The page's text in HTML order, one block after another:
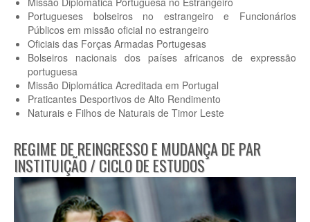
Portugueses bolseiros no estrangeiro e Funcionários
Públicos em missão oficial no estrangeiro
Oficiais das Forças Armadas Portugesas
Bolseiros nacionais dos países africanos de expressão
portuguesa
Missão Diplomática Acreditada em Portugal
Praticantes Desportivos de Alto Rendimento
Naturais e Filhos de Naturais de Timor Leste
REGIME DE REINGRESSO E MUDANÇA DE PAR
INSTITUIÇÃO / CICLO DE ESTUDOS